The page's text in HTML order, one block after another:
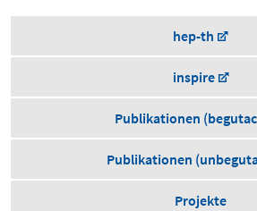
hep-th
inspire
Publikationen
Publikationen
Projekte